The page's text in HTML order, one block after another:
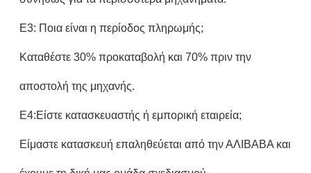
Ε3: Ποια είναι η περίοδος πληρωμής;
Καταθέστε 30% προκαταβολή και 70% πριν την
αποστολή της μηχανής.
Ε4:Είστε κατασκευαστής ή εμπορική εταιρεία;
Είμαστε κατασκευή επαληθεύεται από την ΑΛΙΒΑΒΑ και